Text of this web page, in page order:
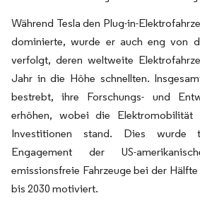
Während Tesla den Plug-in-
dominierte, wurde er auch eng von
verfolgt, deren weltweite
Jahr in die Höhe schnellten.
bestrebt, ihre Forschungs- und
erhöhen, wobei die Elektromobilität
Investitionen stand. Dies wurde
Engagement der US-
emissionsfreie Fahrzeuge bei der Hälfte
bis 2030 motiviert.